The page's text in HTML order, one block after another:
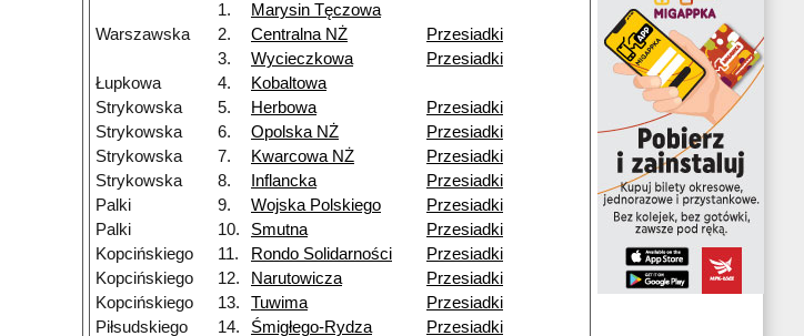
1.
Marysin Tęczowa
Warszawska
2. Centralna NŻ
Przesiadki
3.
Wycieczkowa
Przesiadki
Łupkowa
4.
Kobaltowa
Strykowska
5. Herbowa
Przesiadki
Strykowska
6. Opolska NŻ
Przesiadki
Strykowska
7. Kwarcowa NŻ
Przesiadki
Strykowska
8. Inflancka
Przesiadki
Palki
9. Wojska Polskiego
Przesiadki
Palki
10. Smutna
Przesiadki
Kopcińskiego
11. Rondo Solidarności
Przesiadki
Kopcińskiego
12. Narutowicza
Przesiadki
Kopcińskiego
13. Tuwima
Przesiadki
Piłsudskiego
14. Śmigłego-Rydza Przesiadki